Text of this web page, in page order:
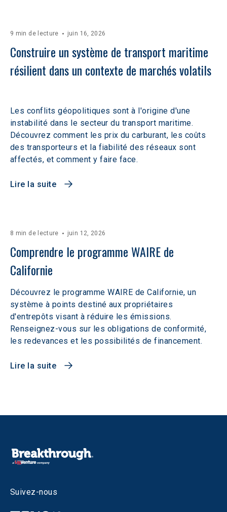
9 min de lecture juin 16, 2026
Construire un système de transport maritime
résilient dans un contexte de marchés volatils
Les conflits géopolitiques sont à l'origine d'une
instabilité dans le secteur du transport maritime.
Découvrez comment les prix du carburant, les coûts
des transporteurs et la fiabilité des réseaux sont
affectés, et comment y faire face.
Lire la suite
8 min de lecture juin 12, 2026
Comprendre le programme WAIRE de
Californie
Découvrez le programme WAIRE de Californie, un
système à points destiné aux propriétaires
d'entrepôts visant à réduire les émissions.
Renseignez-vous sur les obligations de conformité,
les redevances et les possibilités de financement.
Lire la suite
Suivez-nous